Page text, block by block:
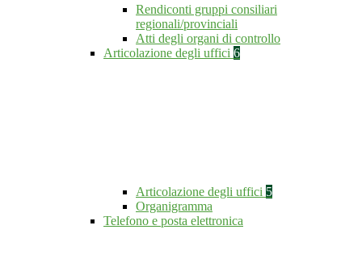
Rendiconti gruppi consiliari
regionali/provinciali
Atti degli organi di controllo
Articolazione degli uffici 6
Articolazione degli uffici 5
Organigramma
Telefono e posta elettronica